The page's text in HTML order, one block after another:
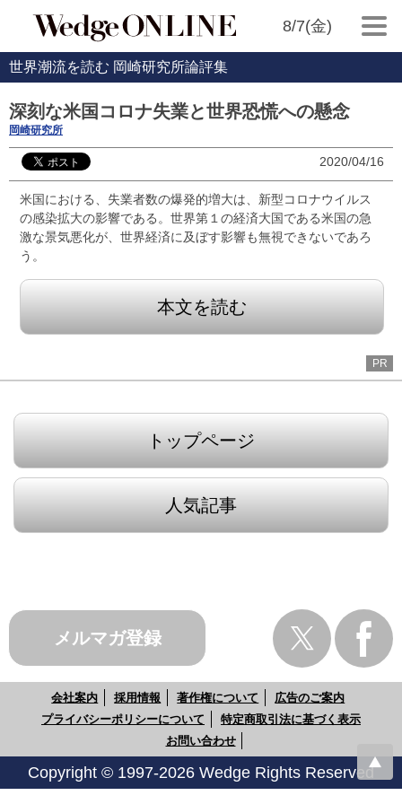
8/7(金)
世界潮流を読む 岡崎研究所論評集
深刻な米国コロナ失業と世界恐慌への懸念
岡崎研究所
2020/04/16
米国における、失業者数の爆発的増大は、新型コロナウイルス
の感染拡大の影響である。世界第１の経済大国である米国の急
激な景気悪化が、世界経済に及ぼす影響も無視できないであろ
う。
本文を読む
PR
トップページ
人気記事
メルマガ登録
会社案内 採用情報 著作権について
広告のご案内
プライバシーポリシーについて
特定商取引法に基づく表示
お問い合わせ
Copyright © 1997-2026 Wedge Rights Reserved